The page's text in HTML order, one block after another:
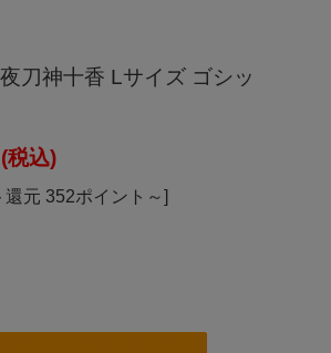
刀神十香 Lサイズ ゴシッ
(税込)
還元 352ポイント～]